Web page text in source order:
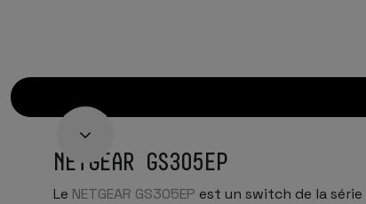
NETGEAR GS305EP
Le NETGEAR GS305EP est un switch de la série